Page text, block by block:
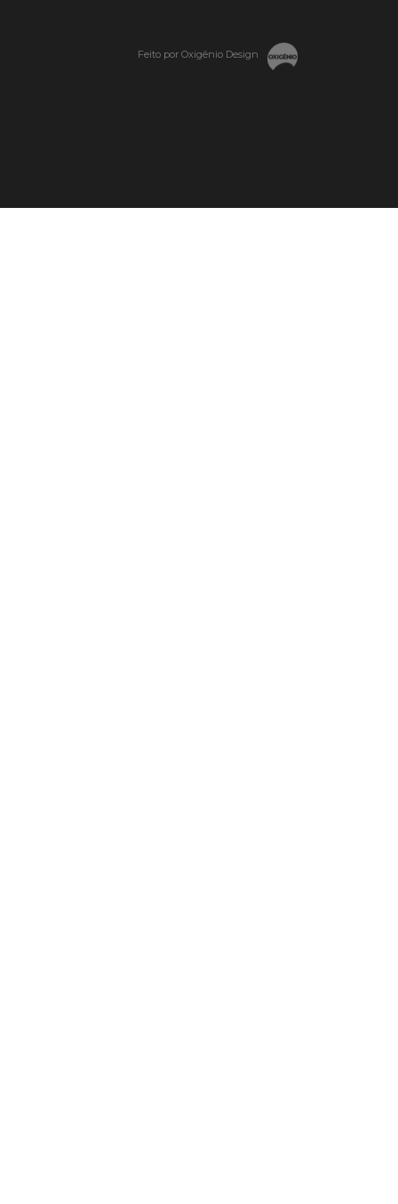
Feito por Oxigênio Design